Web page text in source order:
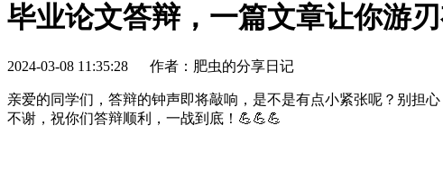
毕业论文答辩，一篇文章让你游刃
2024-03-08 11:35:28 作者：肥虫的分享日记
亲爱的同学们，答辩的钟声即将敲响，是不是有点小紧张呢？别担
不谢，祝你们答辩顺利，一战到底！💪💪💪